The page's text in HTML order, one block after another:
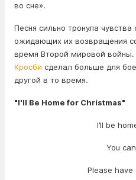
во сне».
Песня сильно тронула
ожидающих их возвращения
время Второй мировой войны.
Кросби сделал больше для
другой в то время.
"I'll Be Home for Christmas"
I’ll be home for
You can plan
Please have snow